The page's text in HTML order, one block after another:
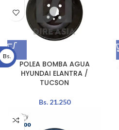
POLEA BOMBA AGUA
HYUNDAI ELANTRA /
TUCSON
Bs.21.250
Bs.